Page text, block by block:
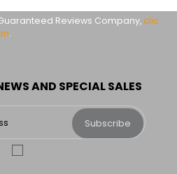
AND SPECIAL SALES
Subscribe
Reviews Company,clic
.